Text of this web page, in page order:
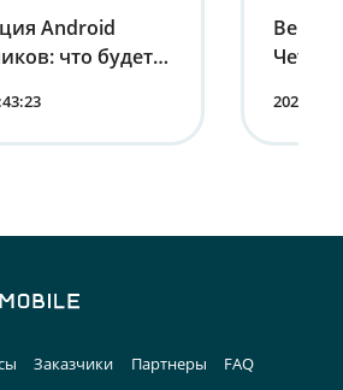
Android
что будет с
лица
2026-07-
Заказчики Партнеры
FAQ